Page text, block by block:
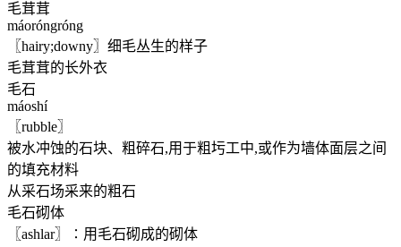
毛茸茸
máoróngróng
〖hairy;downy〗细毛丛生的样子
毛茸茸的长外衣
毛石
máoshí
〖rubble〗
被水冲蚀的石块、粗碎石,用于粗圬工中,或作为墙体面层之间
的填充材料
从采石场采来的粗石
毛石砌体
〖ashlar〗∶用毛石砌成的砌体